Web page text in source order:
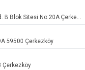
Gazi Mustafa Kemalpaşa Mah. Atatürk Cad. B Blok Sitesi No:20A Çerkezköy/Tekirdağ
59500 Çerkezköy
Çerkezköy